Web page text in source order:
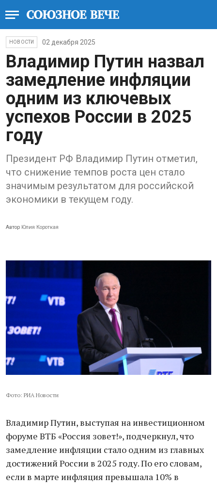
НОВОСТИ 02 декабря 2025
Владимир Путин назвал
замедление инфляции
одним из ключевых
успехов России в 2025
году
Президент РФ Владимир Путин отметил,
что снижение темпов роста цен стало
значимым результатом для российской
экономики в текущем году.
Автор Юлия Короткая
Фото: РИА Новости
Владимир Путин, выступая на инвестиционном
форуме ВТБ «Россия зовет!», подчеркнул, что
замедление инфляции стало одним из главных
достижений России в 2025 году. По его словам,
если в марте инфляция превышала 10% в